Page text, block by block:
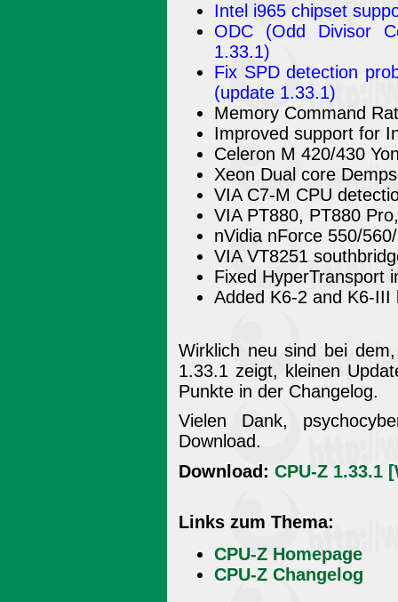
Intel i965 chipset
ODC (Odd Divisor
1.33.1)
Fix SPD detection
(update 1.33.1)
Memory Command
Improved support for
Celeron M 420/430
Xeon Dual core
VIA C7-M CPU
VIA PT880, PT880
nVidia nForce 550/
VIA VT8251
Fixed HyperTransport
Added K6-2 and K6-III
Wirklich neu sind bei
1.33.1 zeigt, kleinen
Punkte in der Changelog.
Vielen Dank,
Download.
Download: CPU-Z 1.33.1
Links zum Thema:
CPU-Z Homepage
CPU-Z Changelog